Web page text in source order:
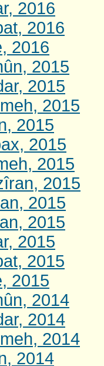
2016
2016
2016
2015
2015
2015
2015
2015
2015
2015
2015
2015
2015
2015
2015
2014
2014
2014
2014